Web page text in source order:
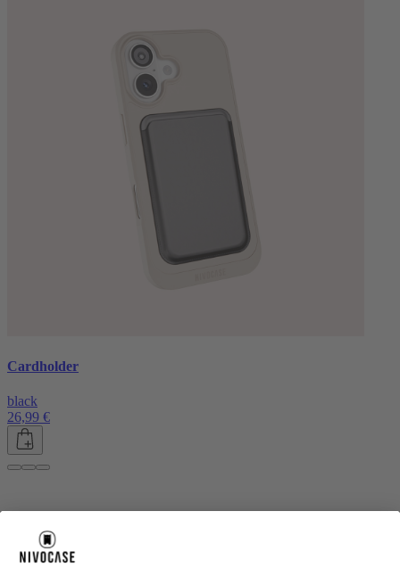
Cardholder
black
26,99 €
About NIVOCASE
Geschäftskunden